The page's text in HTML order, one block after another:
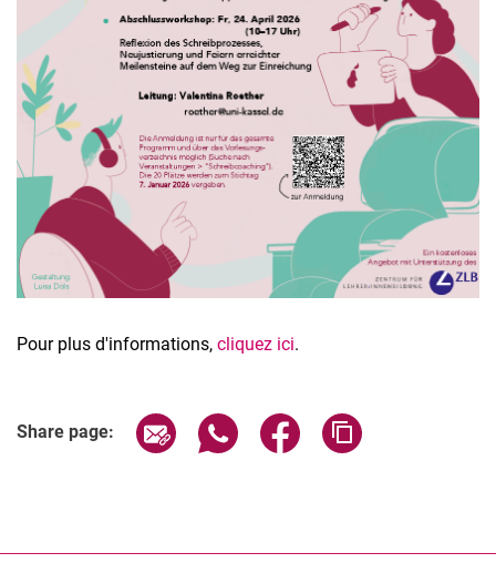
Pour plus d'informations, cliquez ici.
Share page: Share page via email
Share page via WhatsApp
Share page via